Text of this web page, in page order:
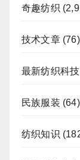
奇趣纺织
技术文章(76)
最新纺织科技
民族服装 (64)
纺织知识